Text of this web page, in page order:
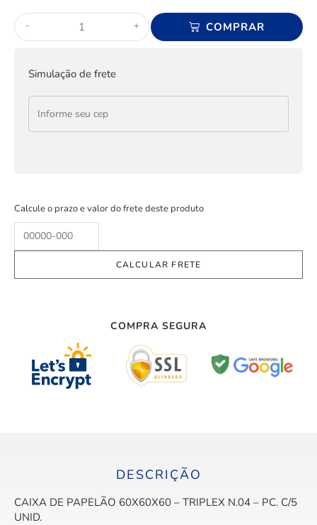
- + COMPRAR
Simulação de frete
Calcule o prazo e valor do frete deste produto
COMPRA SEGURA
DESCRIÇÃO
CAIXA DE PAPELÃO 60X60X60 – TRIPLEX N.04 – PC. C/5
UNID.